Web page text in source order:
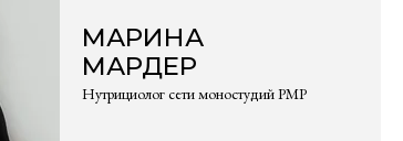
МАРИНА
МАРДЕР
Нутрициолог сети моностудий PMP